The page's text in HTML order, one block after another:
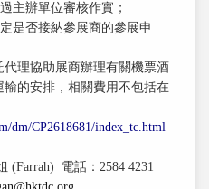
主辦單位審核作實；
是否接納參展商的參展申
理協助展商辦理有關機票酒
輸的安排，相關費用不包括在
dm/CP2618681/index_tc.html
(Farrah) 電話：2584 4231